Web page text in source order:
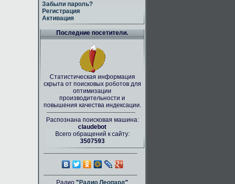
Забыли пароль?
Регистрация
Активация
Последние посетители.
Статистическая информация
скрыта от поисковых роботов для
оптимизации
производительности и
повышения качества индексации.
Распознана поисковая машина:
claudebot
Всего обращений к сайту:
3507593
Радио " Радио Леопард"